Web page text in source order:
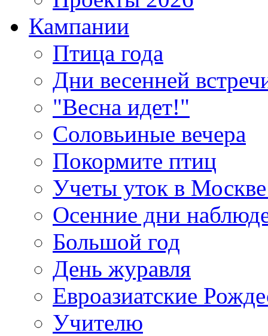
Кампании
Птица года
Дни весенней
"Весна идет!"
Соловьиные вечера
Покормите птиц
Учеты уток в
Осенние дни
Большой год
День журавля
Евроазиатские
Учителю